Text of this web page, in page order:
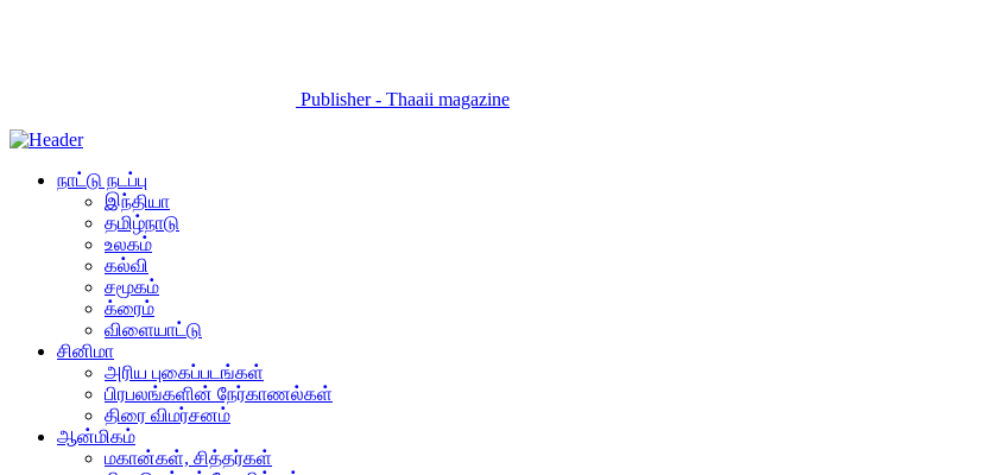
Publisher - Thaaii magazine
நாட்டு நடப்பு
இந்தியா
தமிழ்நாடு
உலகம்
கல்வி
சமூகம்
க்ரைம்
விளையாட்டு
சினிமா
அரிய புகைப்படங்கள்
பிரபலங்களின் நேர்காணல்கள்
திரை விமர்சனம்
ஆன்மிகம்
மகான்கள், சித்தர்கள்